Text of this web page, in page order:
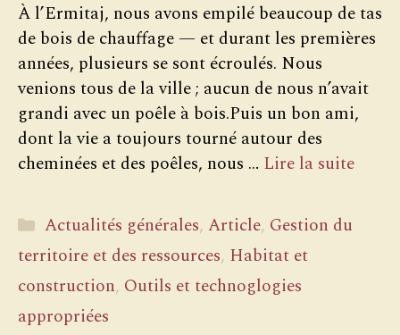
À l’Ermitaj, nous avons empilé beaucoup de tas
de bois de chauffage — et durant les premières
années, plusieurs se sont écroulés. Nous
venions tous de la ville ; aucun de nous n’avait
grandi avec un poêle à bois.Puis un bon ami,
dont la vie a toujours tourné autour des
cheminées et des poêles, nous … Lire la suite
Catégories
Actualités générales,Article, Gestion du
territoire et des ressources, Habitat et
construction, Outils et technoglogies
appropriées